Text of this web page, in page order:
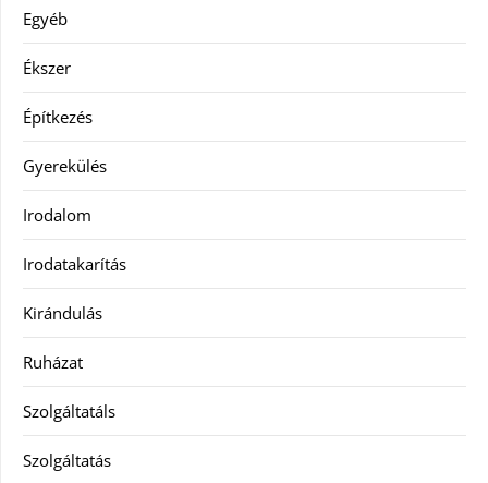
Egyéb
Ékszer
Építkezés
Gyerekülés
Irodalom
Irodatakarítás
Kirándulás
Ruházat
Szolgáltatáls
Szolgáltatás